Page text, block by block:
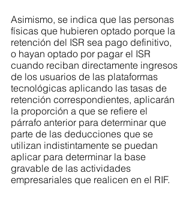
Asimismo, se indica que las personas
físicas que hubieren optado porque la
retención del ISR sea pago definitivo,
o hayan optado por pagar el ISR
cuando reciban directamente ingresos
de los usuarios de las plataformas
tecnológicas aplicando las tasas de
retención correspondientes, aplicarán
la proporción a que se refiere el
párrafo anterior para determinar que
parte de las deducciones que se
utilizan indistintamente se puedan
aplicar para determinar la base
gravable de las actividades
empresariales que realicen en el RIF.